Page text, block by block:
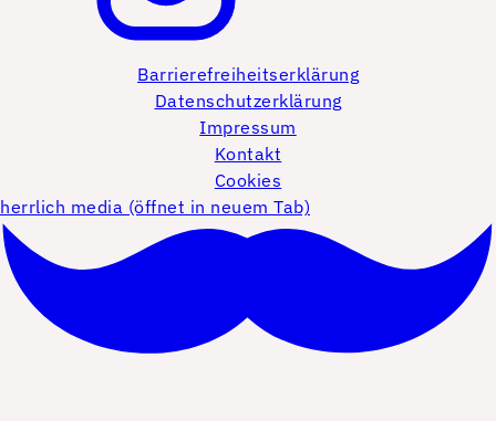
Barrierefreiheitserklärung
Datenschutzerklärung
Impressum
Kontakt
Cookies
herrlich media (öffnet in neuem Tab)